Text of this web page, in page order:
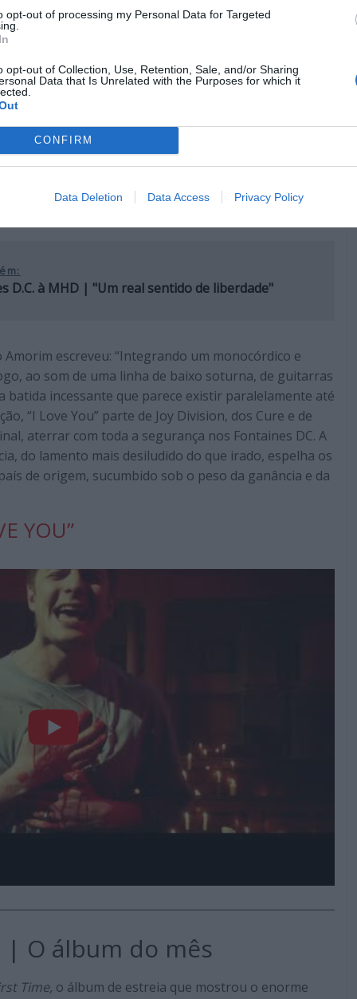
opt-out of processing my Personal Data for Targeted
opt-out of Collection, Use, Retention, Sale, and/or Sharing
Data that Is Unrelated with the Purposes for which it
CONFIRM
Data Deletion Data Access Privacy Policy
Pub
D.C. à MHD | "Um real sentido de liberdade"
escreveu: “Integrando um monocórdico e
ao som de uma linha de baixo soturna, de guitarras
batida incessante que parece existir paralelamente até
“I Love You” parte de Joy Division, dos Cure e de
aterrar com toda a segurança nos Fontaines DC. A
do lamento mais desiludido do que irado, espelha os
de origem, sucumbido sob o peso da ganância e da
YOU”
| O álbum do mês
Time, o álbum de estreia que mostrou o enorme